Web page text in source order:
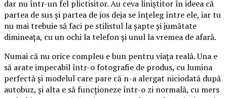
dar nu într-un fel plictisitor. Au ceva liniștitor în ideea că
partea de sus și partea de jos deja se înțeleg între ele, iar tu
nu mai trebuie să faci pe stilistul la șapte și jumătate
dimineața, cu un ochi la telefon și unul la vremea de afară.
Numai că nu orice compleu e bun pentru viața reală. Una e
să arate impecabil într-o fotografie de produs, cu lumina
perfectă și modelul care pare că n-a alergat niciodată după
autobuz, și alta e să funcționeze într-o zi normală, cu mers